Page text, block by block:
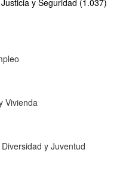
y Seguridad (1.037)
Vivienda
y Juventud